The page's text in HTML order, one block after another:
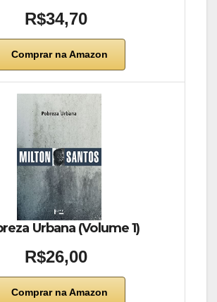
R$34,70
Comprar na Amazon
Urbana (Volume 1)
R$26,00
Comprar na Amazon